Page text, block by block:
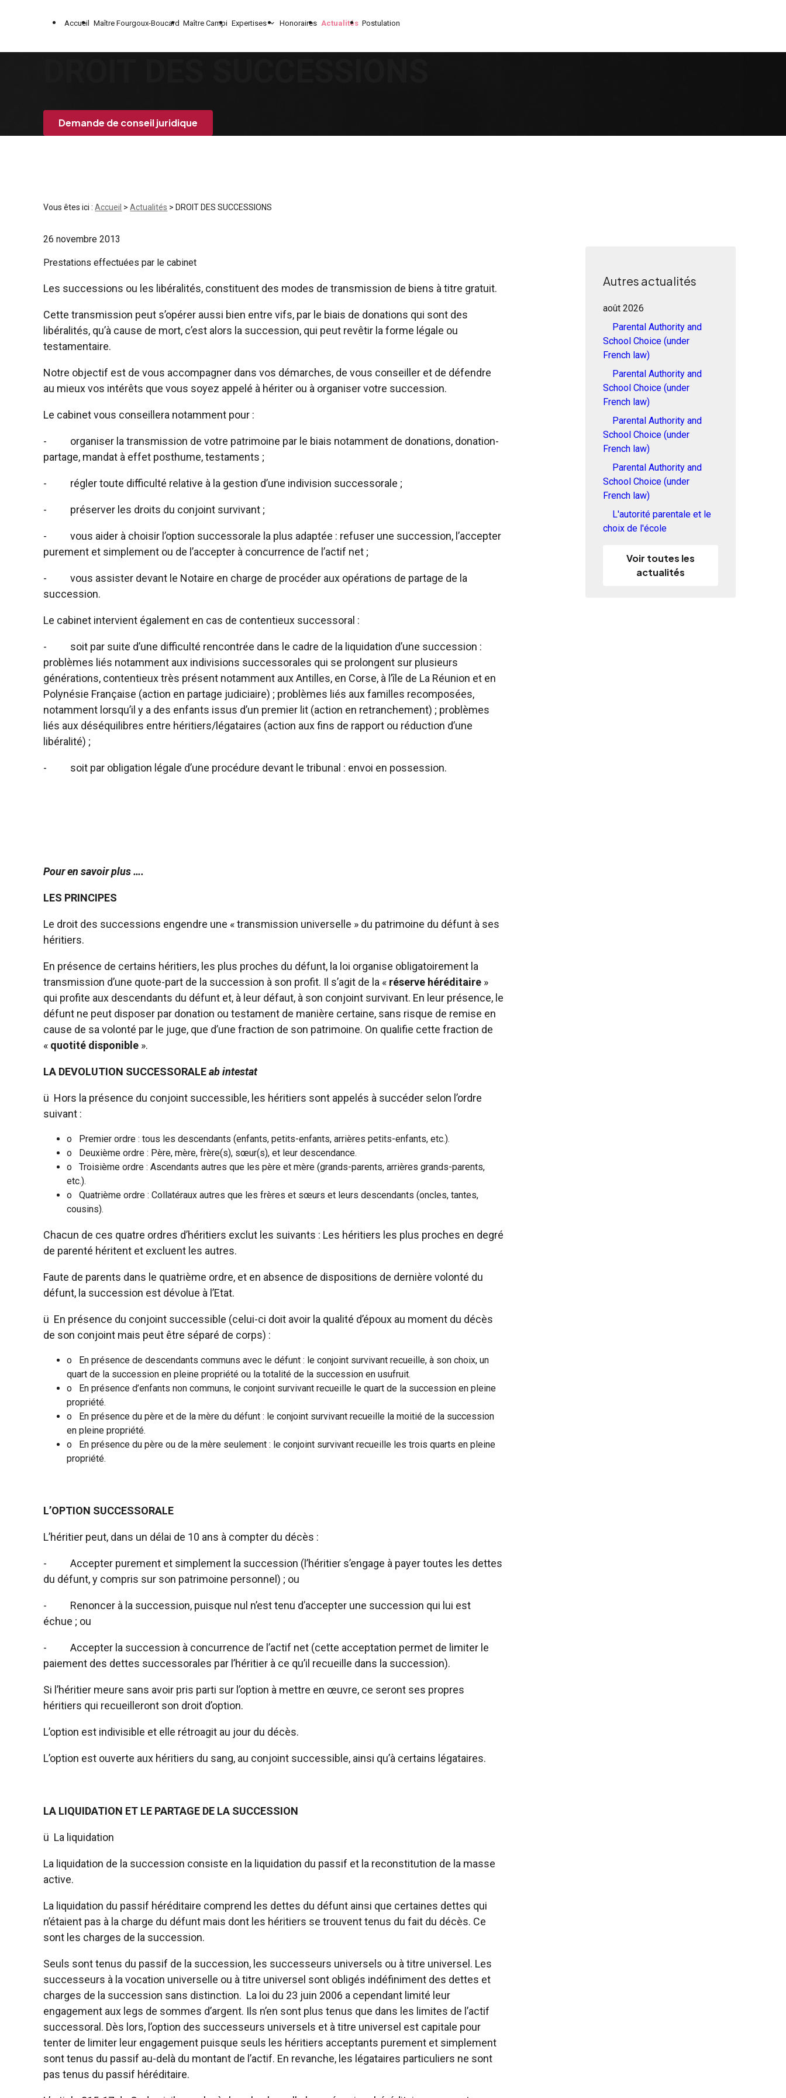
Accueil Maître Fourgoux-Boucard Maître Campi Expertises Honoraires Actualités Postulation
Demande de conseil juridique
Vous êtes ici : Accueil >Actualités > DROIT DES SUCCESSIONS
26 novembre 2013
Prestations effectuées par le cabinet
Les successions ou les libéralités, constituent des modes de transmission de biens à titre gratuit.
Cette transmission peut s’opérer aussi bien entre vifs, par le biais de donations qui sont des
libéralités, qu’à cause de mort, c’est alors la succession, qui peut revêtir la forme légale ou
testamentaire.
Notre objectif est de vous accompagner dans vos démarches, de vous conseiller et de défendre
au mieux vos intérêts que vous soyez appelé à hériter ou à organiser votre succession.
Le cabinet vous conseillera notamment pour :
-
organiser la transmission de votre patrimoine par le biais notamment de donations, donation-
partage, mandat à effet posthume, testaments ;
- régler toute difficulté relative à la gestion d’une indivision successorale ;
- préserver les droits du conjoint survivant ;
-
vous aider à choisir l’option successorale la plus adaptée : refuser une succession, l’accepter
purement et simplement ou de l’accepter à concurrence de l’actif net ;
-
vous assister devant le Notaire en charge de procéder aux opérations de partage de la
succession.
Le cabinet intervient également en cas de contentieux successoral :
-
soit par suite d’une difficulté rencontrée dans le cadre de la liquidation d’une succession :
problèmes liés notamment aux indivisions successorales qui se prolongent sur plusieurs
générations, contentieux très présent notamment aux Antilles, en Corse, à l’île de La Réunion et en
Polynésie Française (action en partage judiciaire) ; problèmes liés aux familles recomposées,
notamment lorsqu’il y a des enfants issus d’un premier lit (action en retranchement) ; problèmes
liés aux déséquilibres entre héritiers/légataires (action aux fins de rapport ou réduction d’une
libéralité) ;
- soit par obligation légale d’une procédure devant le tribunal : envoi en possession.
Pour en savoir plus ….
LES PRINCIPES
Le droit des successions engendre une « transmission universelle » du patrimoine du défunt à ses
héritiers.
En présence de certains héritiers, les plus proches du défunt, la loi organise obligatoirement la
transmission d’une quote-part de la succession à son profit. Il s’agit de la « réserve héréditaire »
qui profite aux descendants du défunt et, à leur défaut, à son conjoint survivant. En leur présence, le
défunt ne peut disposer par donation ou testament de manière certaine, sans risque de remise en
cause de sa volonté par le juge, que d’une fraction de son patrimoine. On qualifie cette fraction de
« quotité disponible ».
LA DEVOLUTION SUCCESSORALEab intestat
ü Hors la présence du conjoint successible, les héritiers sont appelés à succéder selon l’ordre
suivant :
o
Premier ordre : tous les descendants (enfants, petits-enfants, arrières petits-enfants, etc.).
o
Deuxième ordre : Père, mère, frère(s), sœur(s), et leur descendance.
o
Troisième ordre : Ascendants autres que les père et mère (grands-parents, arrières grands-parents,
etc.).
o
Quatrième ordre : Collatéraux autres que les frères et sœurs et leurs descendants (oncles, tantes,
cousins).
Chacun de ces quatre ordres d’héritiers exclut les suivants : Les héritiers les plus proches en degré
de parenté héritent et excluent les autres.
Faute de parents dans le quatrième ordre, et en absence de dispositions de dernière volonté du
défunt, la succession est dévolue à l’Etat.
ü En présence du conjoint successible (celui-ci doit avoir la qualité d’époux au moment du décès
de son conjoint mais peut être séparé de corps) :
o
En présence de descendants communs avec le défunt : le conjoint survivant recueille, à son choix, un
quart de la succession en pleine propriété ou la totalité de la succession en usufruit.
o
En présence d’enfants non communs, le conjoint survivant recueille le quart de la succession en pleine
propriété.
o
En présence du père et de la mère du défunt : le conjoint survivant recueille la moitié de la succession
en pleine propriété.
o
En présence du père ou de la mère seulement : le conjoint survivant recueille les trois quarts en pleine
propriété.
L’OPTION SUCCESSORALE
L’héritier peut, dans un délai de 10 ans à compter du décès :
-
Accepter purement et simplement la succession (l’héritier s’engage à payer toutes les dettes
du défunt, y compris sur son patrimoine personnel) ; ou
-
Renoncer à la succession, puisque nul n’est tenu d’accepter une succession qui lui est
échue ; ou
-
Accepter la succession à concurrence de l’actif net (cette acceptation permet de limiter le
paiement des dettes successorales par l’héritier à ce qu’il recueille dans la succession).
Si l’héritier meure sans avoir pris parti sur l’option à mettre en œuvre, ce seront ses propres
héritiers qui recueilleront son droit d’option.
L’option est indivisible et elle rétroagit au jour du décès.
L’option est ouverte aux héritiers du sang, au conjoint successible, ainsi qu’à certains légataires.
LA LIQUIDATION ET LE PARTAGE DE LA SUCCESSION
ü La liquidation
La liquidation de la succession consiste en la liquidation du passif et la reconstitution de la masse
active.
La liquidation du passif héréditaire comprend les dettes du défunt ainsi que certaines dettes qui
n’étaient pas à la charge du défunt mais dont les héritiers se trouvent tenus du fait du décès. Ce
sont les charges de la succession.
Seuls sont tenus du passif de la succession, les successeurs universels ou à titre universel. Les
successeurs à la vocation universelle ou à titre universel sont obligés indéfiniment des dettes et
charges de la succession sans distinction. La loi du 23 juin 2006 a cependant limité leur
engagement aux legs de sommes d’argent. Ils n’en sont plus tenus que dans les limites de l’actif
successoral. Dès lors, l’option des successeurs universels et à titre universel est capitale pour
tenter de limiter leur engagement puisque seuls les héritiers acceptants purement et simplement
sont tenus du passif au-delà du montant de l’actif. En revanche, les légataires particuliers ne sont
pas tenus du passif héréditaire.
Autres actualités
août 2026
Parental Authority and
School Choice (under
French law)
Parental Authority and
School Choice (under
French law)
Parental Authority and
School Choice (under
French law)
Parental Authority and
School Choice (under
French law)
L'autorité parentale et le
choix de l'école
Voir toutes les
actualités